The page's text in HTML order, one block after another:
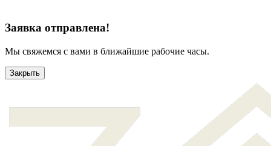
Заявка отправлена!
Мы свяжемся с вами в ближайшие рабочие часы.
Закрыть